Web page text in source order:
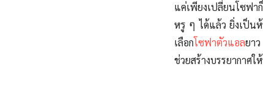
แค่เพียงเปลี่ยนโซฟา
หรู ๆ ได้แล้ว ยิ่งเป็น
เลือกโซฟาตัวแอลยา
ช่วยสร้างบรรยากาศ